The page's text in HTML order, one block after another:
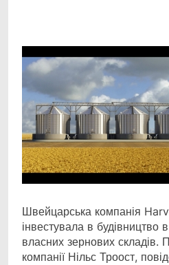
Швейцарська компанія
інвестувала в будівництво
власних зернових складів.
компанії Нільс Троост,